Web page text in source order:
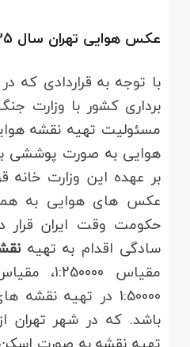
عکس هوایی تهران سال 1335
برداری کشور با وزارت
مسئولیت تهیه نقشه
هوایی به صورت پوششی
بر عهده این وزارت خانه
عکس های هوایی به
حکومت وقت ایران قرار
سادگی اقدام به تهیه
1:50000 در تهیه